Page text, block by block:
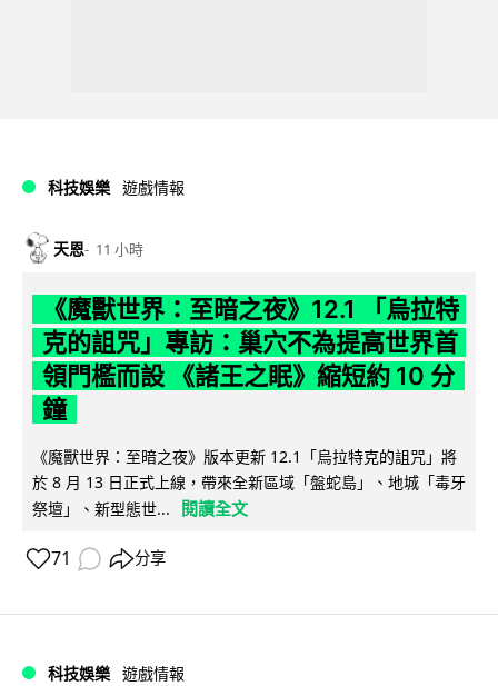
科技娛樂 遊戲情報
天恩 11 小時
《魔獸世界：至暗之夜》12.1 「烏拉特
克的詛咒」專訪：巢穴不為提高世界首
領門檻而設 《諸王之眠》縮短約 10 分
鐘
《魔獸世界：至暗之夜》版本更新 12.1「烏拉特克的詛咒」將
於 8 月 13 日正式上線，帶來全新區域「盤蛇島」、地城「毒牙
祭壇」、新型態世...
閱讀全文
71 分享
科技娛樂 遊戲情報